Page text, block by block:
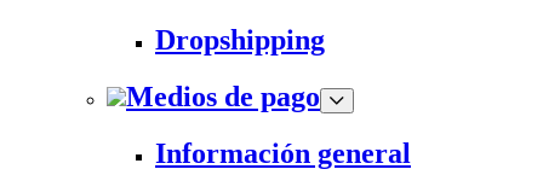
Dropshipping
Medios de pago
Información general